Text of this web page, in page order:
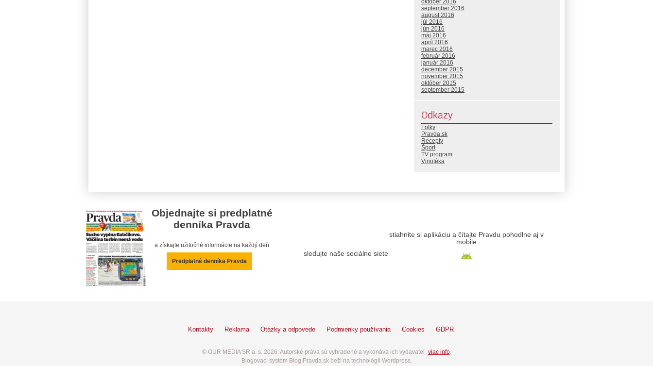
október 2016
september 2016
august 2016
júl 2016
jún 2016
máj 2016
apríl 2016
marec 2016
február 2016
január 2016
december 2015
november 2015
október 2015
september 2015
Odkazy
Fotky
Pravda.sk
Recepty
Šport
TV program
Vinotéka
Objednajte si predplatné
denníka Pravda
a získajte užitočné informácie na každý deň
Predplatné denníka Pravda
sledujte naše sociálne siete
stiahnite si aplikáciu a čítajte Pravdu pohodlne aj v
mobile
Kontakty Reklama Otázky a odpovede Podmienky používania Cookies GDPR
© OUR MEDIA SR a. s. 2026. Autorské práva sú vyhradené a vykonáva ich vydavateľ, viac info.
Blogovací systém Blog.Pravda.sk beží na technológií Wordpress.